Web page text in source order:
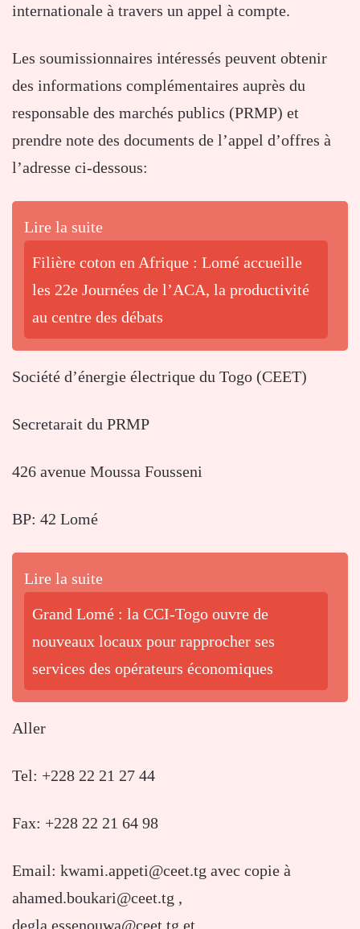
internationale à travers un appel à compte.
Les soumissionnaires intéressés peuvent obtenir
des informations complémentaires auprès du
responsable des marchés publics (PRMP) et
prendre note des documents de l’appel d’offres à
l’adresse ci-dessous:
Lire la suite
Filière coton en Afrique : Lomé accueille
les 22e Journées de l’ACA, la productivité
au centre des débats
Société d’énergie électrique du Togo (CEET)
Secretarait du PRMP
426 avenue Moussa Fousseni
BP: 42 Lomé
Lire la suite
Grand Lomé : la CCI-Togo ouvre de
nouveaux locaux pour rapprocher ses
services des opérateurs économiques
Aller
Tel: +228 22 21 27 44
Fax: +228 22 21 64 98
Email: kwami.appeti@ceet.tg avec copie à
ahamed.boukari@ceet.tg ,
degla.essenouwa@ceet.tg et